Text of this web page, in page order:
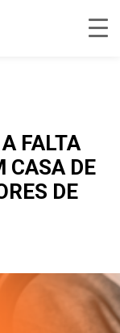
FALTA
CASA DE
DE